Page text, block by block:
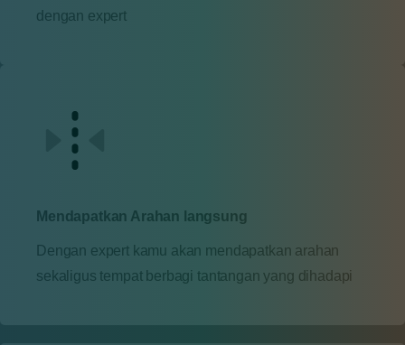
dengan expert
Mendapatkan Arahan langsung
Dengan expert kamu akan mendapatkan arahan
sekaligus tempat berbagi tantangan yang dihadapi